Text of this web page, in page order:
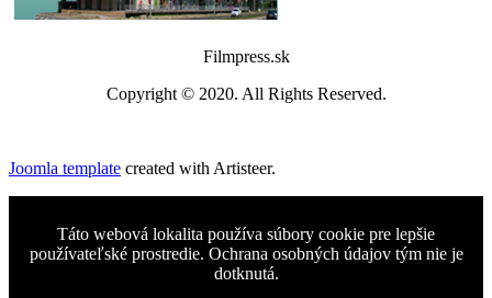
Filmpress.sk
Copyright © 2020. All Rights Reserved.
Joomla template created with Artisteer.
Táto webová lokalita používa súbory cookie pre lepšie
používateľské prostredie. Ochrana osobných údajov tým nie je
dotknutá.